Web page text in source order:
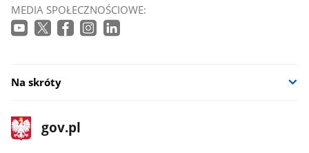
MEDIA SPOŁECZNOŚCIOWE:
Na skróty
stopka
gov.pl
Strona
gov.pl